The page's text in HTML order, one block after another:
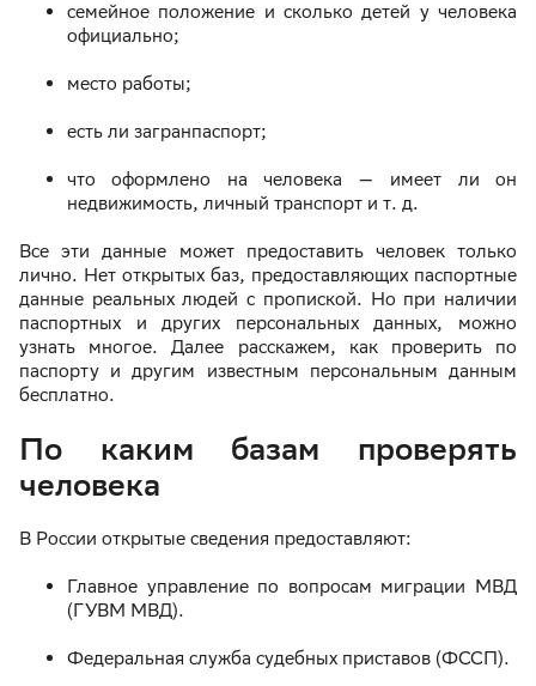
семейное положение и сколько детей у человека
официально;
место работы;
есть ли загранпаспорт;
что оформлено на человека — имеет ли он
недвижимость, личный транспорт и т. д.
Все эти данные может предоставить человек только
лично. Нет открытых баз, предоставляющих паспортные
данные реальных людей с пропиской. Но при наличии
паспортных и других персональных данных, можно
узнать многое. Далее расскажем, как проверить по
паспорту и другим известным персональным данным
бесплатно.
По каким базам проверять
человека
В России открытые сведения предоставляют:
Главное управление по вопросам миграции МВД
(ГУВМ МВД).
Федеральная служба судебных приставов (ФССП).